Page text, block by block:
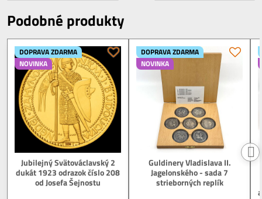
Podobné produkty
DOPRAVA ZDARMA
NOVINKA
Jubilejný Svätováclavský 2
dukát 1923 odrazok číslo 208
od Josefa Šejnostu
DOPRAVA ZDARMA
NOVINKA
Guldinery Vladislava II.
Jagelonského - sada 7
strieborných replík